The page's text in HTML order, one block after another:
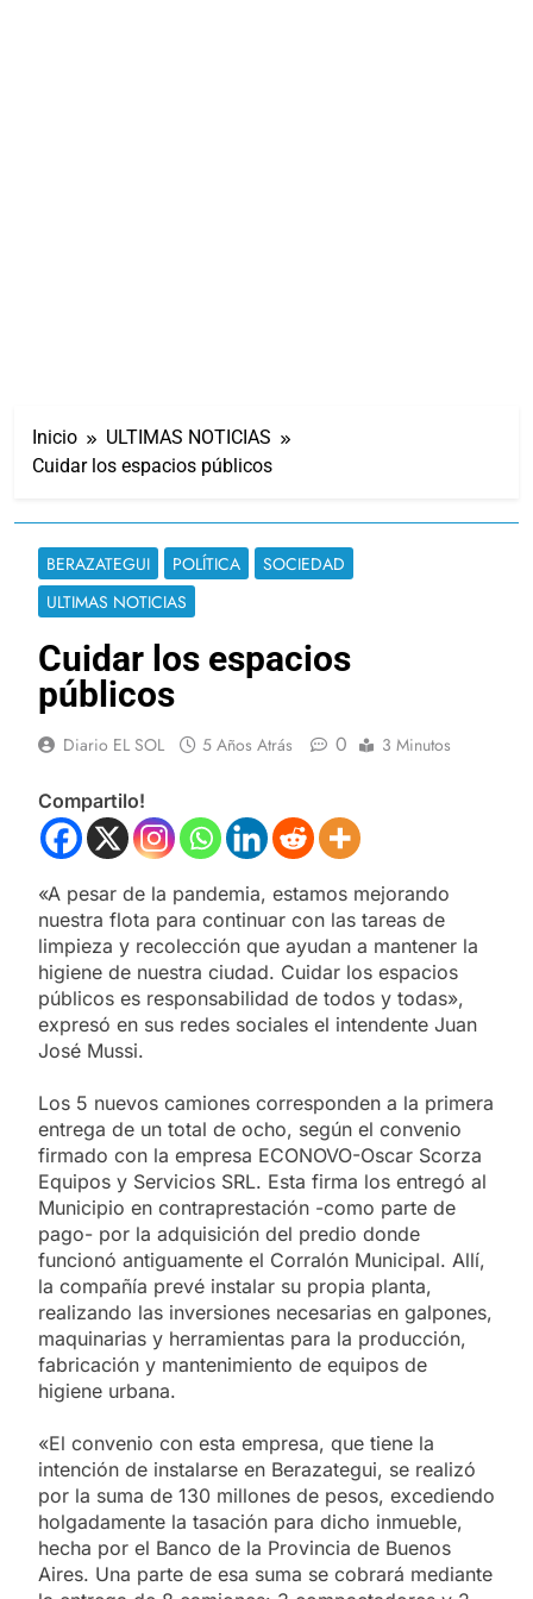
Inicio
ULTIMAS NOTICIAS
Cuidar los espacios públicos
BERAZATEGUI POLÍTICA
SOCIEDAD
ULTIMAS NOTICIAS
Cuidar los espacios
públicos
Diario EL SOL 5 Años Atrás 0 3 Minutos
Compartilo!
«A pesar de la pandemia, estamos mejorando
nuestra flota para continuar con las tareas de
limpieza y recolección que ayudan a mantener la
higiene de nuestra ciudad. Cuidar los espacios
públicos es responsabilidad de todos y todas»,
expresó en sus redes sociales el intendente Juan
José Mussi.
Los 5 nuevos camiones corresponden a la primera
entrega de un total de ocho, según el convenio
firmado con la empresa ECONOVO-Oscar Scorza
Equipos y Servicios SRL. Esta firma los entregó al
Municipio en contraprestación -como parte de
pago- por la adquisición del predio donde
funcionó antiguamente el Corralón Municipal. Allí,
la compañía prevé instalar su propia planta,
realizando las inversiones necesarias en galpones,
maquinarias y herramientas para la producción,
fabricación y mantenimiento de equipos de
higiene urbana.
«El convenio con esta empresa, que tiene la
intención de instalarse en Berazategui, se realizó
por la suma de 130 millones de pesos, excediendo
holgadamente la tasación para dicho inmueble,
hecha por el Banco de la Provincia de Buenos
Aires. Una parte de esa suma se cobrará mediante